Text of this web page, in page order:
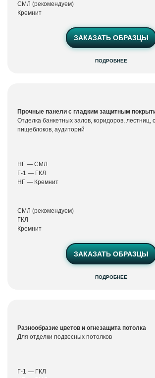
СМЛ (рекомендуем)
Кремнит
ЗАКАЗАТЬ ОБРАЗЦЫ
ПОДРОБНЕЕ
Прочные панели с гладким защитным
Отделка банкетных залов, коридоров, лестниц,
пищеблоков, аудиторий
НГ — СМЛ
Г-1 — ГКЛ
НГ — Кремнит
СМЛ (рекомендуем)
ГКЛ
Кремнит
ЗАКАЗАТЬ ОБРАЗЦЫ
ПОДРОБНЕЕ
Разнообразие цветов и огнезащита потолка
Для отделки подвесных потолков
Г-1 — ГКЛ